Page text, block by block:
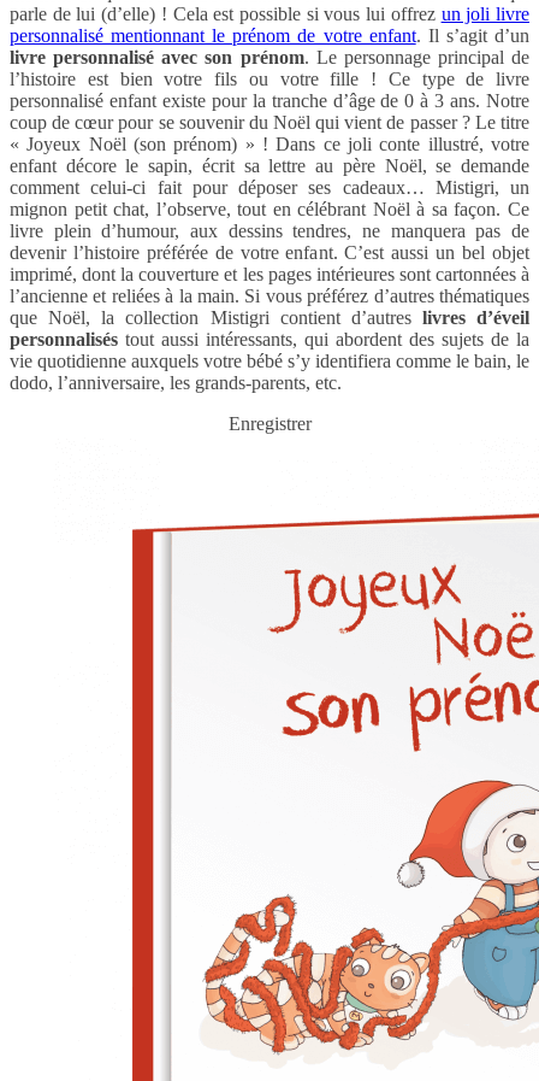
parle de lui (d’elle) ! Cela est possible si vous lui offrez un joli livre
personnalisé mentionnant le prénom de votre enfant. Il s’agit d’un
livre personnalisé avec son prénom. Le personnage principal de
l’histoire est bien votre fils ou votre fille ! Ce type de livre
personnalisé enfant existe pour la tranche d’âge de 0 à 3 ans. Notre
coup de cœur pour se souvenir du Noël qui vient de passer ? Le titre
« Joyeux Noël (son prénom) » ! Dans ce joli conte illustré, votre
enfant décore le sapin, écrit sa lettre au père Noël, se demande
comment celui-ci fait pour déposer ses cadeaux… Mistigri, un
mignon petit chat, l’observe, tout en célébrant Noël à sa façon. Ce
livre plein d’humour, aux dessins tendres, ne manquera pas de
devenir l’histoire préférée de votre enfant. C’est aussi un bel objet
imprimé, dont la couverture et les pages intérieures sont cartonnées à
l’ancienne et reliées à la main. Si vous préférez d’autres thématiques
que Noël, la collection Mistigri contient d’autres livres d’éveil
personnalisés tout aussi intéressants, qui abordent des sujets de la
vie quotidienne auxquels votre bébé s’y identifiera comme le bain, le
dodo, l’anniversaire, les grands-parents, etc.
Enregistrer